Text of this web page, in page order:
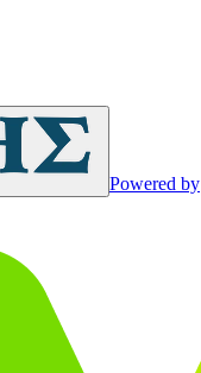
Powered by